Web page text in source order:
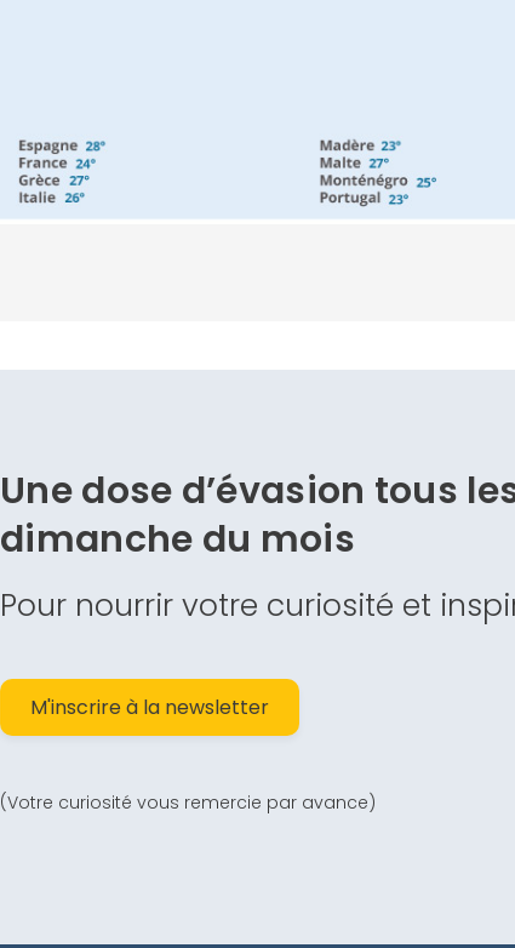
Une dose d’évasion tous
dimanche du mois
Pour nourrir votre curiosité et
M'inscrire à la newsletter
(Votre curiosité vous remercie par avance)